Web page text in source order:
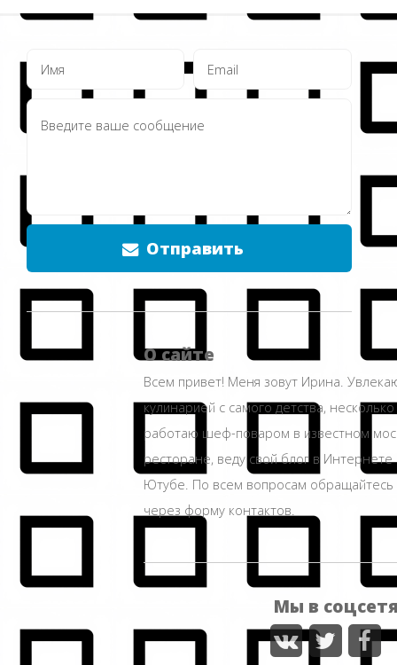
Отправить
О сайте
Всем привет! Меня зовут Ирина.
кулинарией с самого детства,
работаю шеф-поваром в известном
ресторане, веду свой блог в Интернете
Ютубе. По всем вопросам
через форму контактов.
Мы в